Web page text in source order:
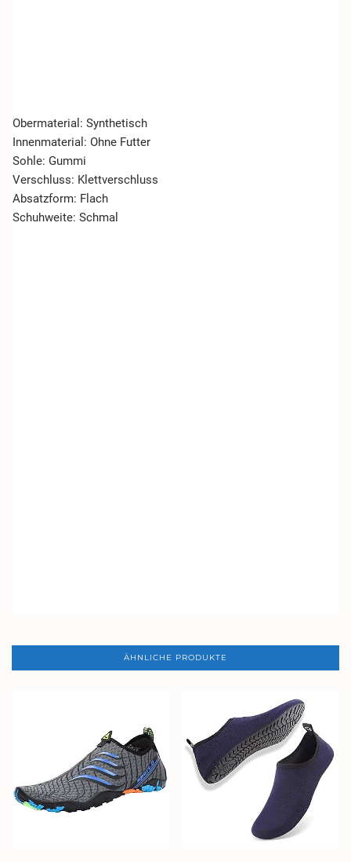
Obermaterial: Synthetisch
Innenmaterial: Ohne Futter
Sohle: Gummi
Verschluss: Klettverschluss
Absatzform: Flach
Schuhweite: Schmal
ÄHNLICHE PRODUKTE